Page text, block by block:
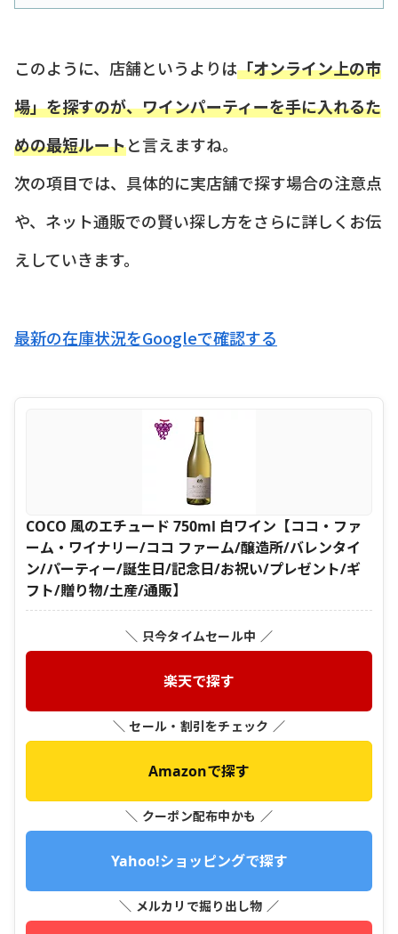
このように、店舗というよりは「オンライン上の市
場」を探すのが、ワインパーティーを手に入れるた
めの最短ルートと言えますね。
次の項目では、具体的に実店舗で探す場合の注意点
や、ネット通販での賢い探し方をさらに詳しくお伝
えしていきます。
最新の在庫状況をGoogleで確認する
COCO 風のエチュード 750ml 白ワイン【ココ・ファ
ーム・ワイナリー/ココ ファーム/醸造所/バレンタイ
ン/パーティー/誕生日/記念日/お祝い/プレゼント/ギ
フト/贈り物/土産/通販】
＼ 只今タイムセール中 ／
楽天で探す
＼ セール・割引をチェック ／
Amazonで探す
＼ クーポン配布中かも ／
Yahoo!ショッピングで探す
＼ メルカリで掘り出し物 ／